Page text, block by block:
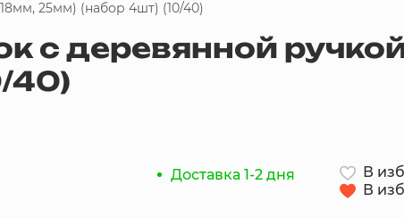
25мм) (набор 4шт) (10/40)
с деревянной
40)
Доставка 1-2 дня
В
В